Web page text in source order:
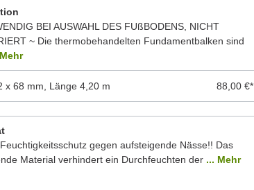
BEI AUSWAHL DES FUßBODENS, NICHT
~ Die thermobehandelten Fundamentbalken sind
x 68 mm, Länge 4,20 m 88,00 €*
gegen aufsteigende Nässe!! Das
Material verhindert ein Durchfeuchten der ... Mehr